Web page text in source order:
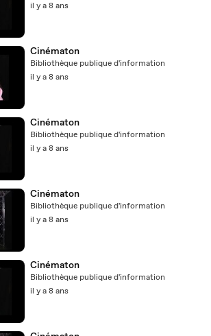
il y a 8 ans
Cinématon
Bibliothèque publique d'information
il y a 8 ans
Cinématon
Bibliothèque publique d'information
il y a 8 ans
Cinématon
Bibliothèque publique d'information
il y a 8 ans
Cinématon
Bibliothèque publique d'information
il y a 8 ans